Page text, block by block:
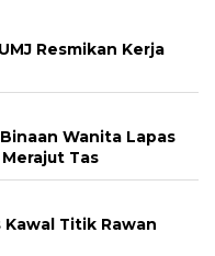
Resmikan Kerja
Wanita Lapas
Tas
Titik Rawan